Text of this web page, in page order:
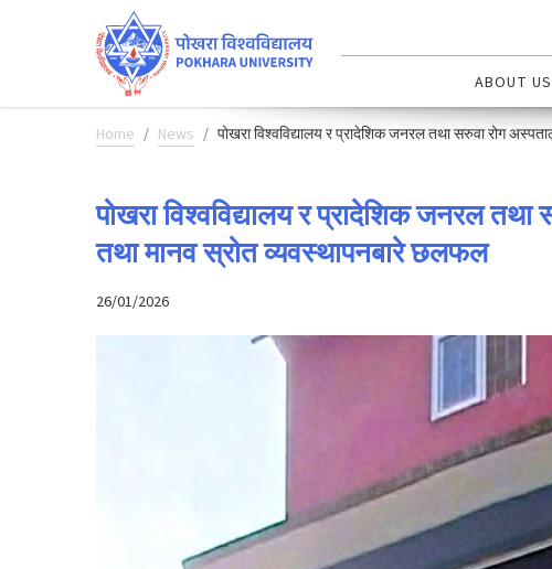
ABOUT US
Home News पोखरा विश्वविद्यालय र प्रादेशिक जनरल तथा सरुवा रोग
पोखरा विश्वविद्यालय र प्रादेशिक जनरल
तथा मानव स्रोत व्यवस्थापनबारे छलफल
26/01/2026